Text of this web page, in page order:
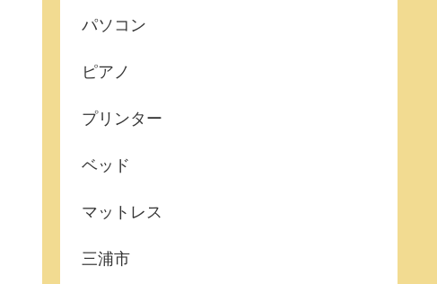
パソコン
ピアノ
プリンター
ベッド
マットレス
三浦市